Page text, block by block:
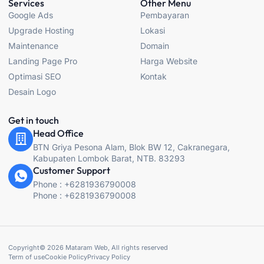
o
o
-
g
r
m
Services
Google Ads
Upgrade Hosting
Maintenance
Landing Page Pro
Optimasi SEO
Desain Logo
Other Menu
Pembayaran
Lokasi
Domain
Harga Website
Kontak
Get in touch
Head Office
BTN Griya Pesona Alam, Blok BW 12, Cakranegara,
Kabupaten Lombok Barat, NTB. 83293
Customer Support
Phone : +6281936790008
Phone : +6281936790008
Copyright© 2026 Mataram Web, All rights reserved
Term of useCookie PolicyPrivacy Policy